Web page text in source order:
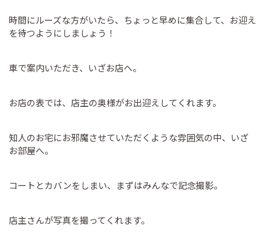
時間にルーズな方がいたら、ちょっと早めに集合して、お迎え
を待つようにしましょう！
車で案内いただき、いざお店へ。
お店の表では、店主の奥様がお出迎えしてくれます。
知人のお宅にお邪魔させていただくような雰囲気の中、いざ
お部屋へ。
コートとカバンをしまい、まずはみんなで記念撮影。
店主さんが写真を撮ってくれます。